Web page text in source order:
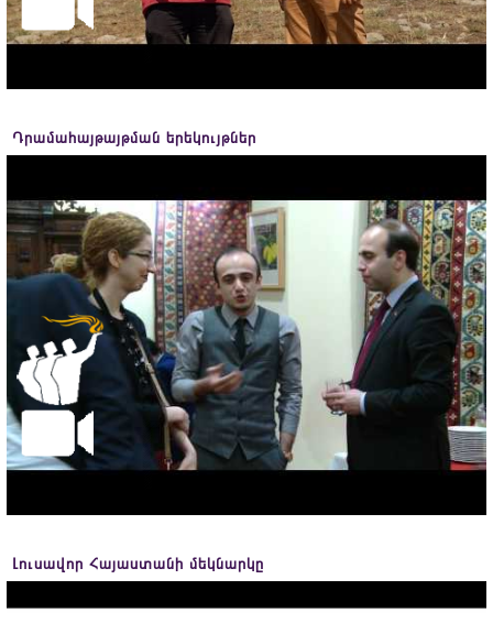
Դրամահայթայթման երեկույթներ
Լուսավոր Հայաստանի մեկնարկը